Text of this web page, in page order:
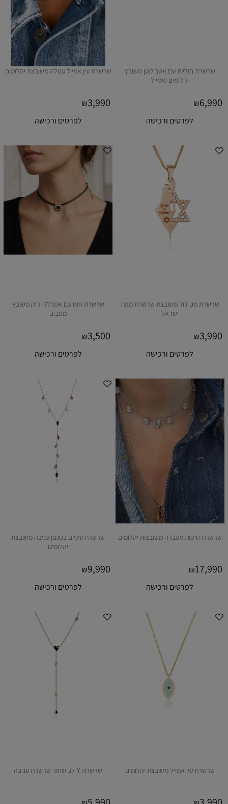
שרשרת חוליות עם אטב קטן משובץ
יהלומים ואמייל
₪6,990
לפרטים ורכישה
שרשרת עין אמייל עגולה משובצת יהלומים
₪3,990
לפרטים ורכישה
שרשרת מגן דוד משובצת שרשרת מפת
ישראל
₪3,990
לפרטים ורכישה
שרשרת חוט עם אמרלד ירוק משובץ
מסביב
₪3,500
לפרטים ורכישה
שרשרת טיפות מעבדה משובצות יהלומים
₪17,990
לפרטים ורכישה
שרשרת עיניים בסגנון עניבה משובצת
יהלומים
₪9,990
לפרטים ורכישה
שרשרת עין אמייל משובצת יהלומים שרשרת Y-לב שחור שרשרת עניבה